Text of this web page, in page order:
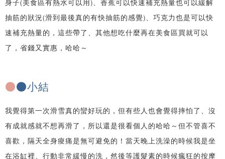
身子(美食區有熱水可以用)、香蕉可以快速補充熱量也可以緩解
抽筋的狀況(滑到最後真的有快抽筋的感覺)、巧克力也是可以快
速補充熱量的，這些帶了、其他想吃什麼再在美食區買就可以
了，省錢又實惠，哈哈～
●●小結
我覺得第一次滑雪真的蠻好玩的，但有些人也會覺得摔怕了、沒
有成就感就不想再滑了，所以還是很看個人的哈哈～但不管喜不
喜歡，隔天全身痠痛是無可避免的！當天晚上洗澡的時候我是坐
在浴缸裡、行動非常緩慢的洗，然後等護髮素的時候瘋狂的按摩